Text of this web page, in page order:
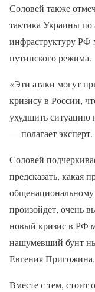
Соловей также
тактика Украины
инфраструктуру РФ
путинского режима.
«Эти атаки могут
кризису в России,
ухудшить ситуацию
— полагает эксперт.
Соловей
предсказать, какая
общенациональному
произойдет, очень
новый кризис в РФ
нашумевший бунт
Евгения Пригожина.
Вместе с тем, стоит